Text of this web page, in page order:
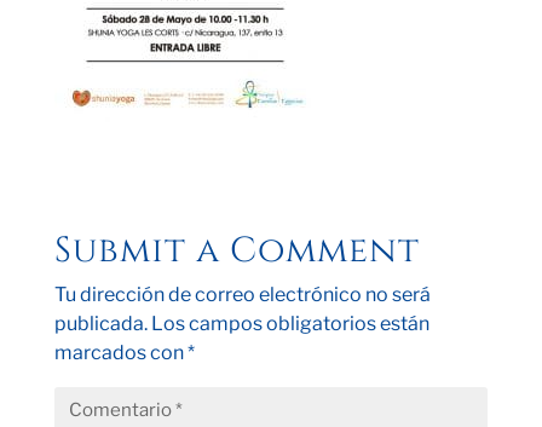
Submit a Comment
Tu dirección de correo electrónico no será
publicada. Los campos obligatorios están
marcados con*